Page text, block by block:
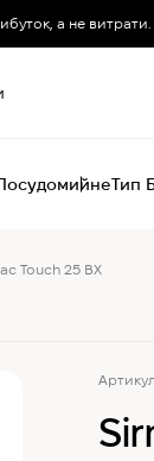
а не витрати.
Тип
Touch 25 BX